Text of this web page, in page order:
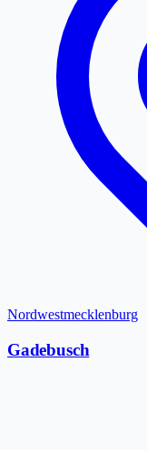
Nordwestmecklenburg
Gadebusch